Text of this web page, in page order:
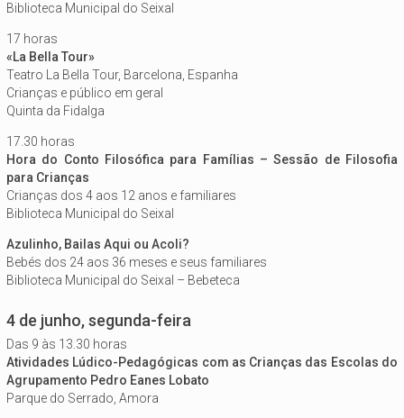
Biblioteca Municipal do Seixal
17 horas
«La Bella Tour»
Teatro La Bella Tour, Barcelona, Espanha
Crianças e público em geral
Quinta da Fidalga
17.30 horas
Hora do Conto Filosófica para Famílias – Sessão de Filosofia
para Crianças
Crianças dos 4 aos 12 anos e familiares
Biblioteca Municipal do Seixal
Azulinho, Bailas Aqui ou Acoli?
Bebés dos 24 aos 36 meses e seus familiares
Biblioteca Municipal do Seixal – Bebeteca
4 de junho, segunda-feira
Das 9 às 13.30 horas
Atividades Lúdico-Pedagógicas com as Crianças das Escolas do
Agrupamento Pedro Eanes Lobato
Parque do Serrado, Amora